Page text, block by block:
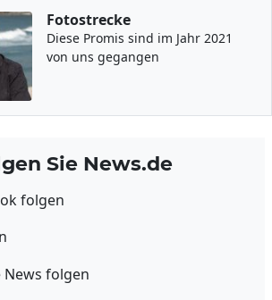
Fotostrecke
Diese Promis sind im Jahr 2021
von uns gegangen
Sie News.de
folgen
folgen